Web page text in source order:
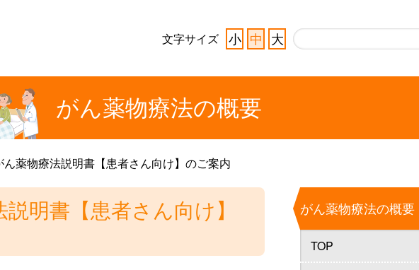
文字サイズ 小 中 大
がん薬物療法の概要
ん薬物療法説明書【患者さん向け】のご案内
明書【患者さん向け】
がん薬物療法の概要
TOP